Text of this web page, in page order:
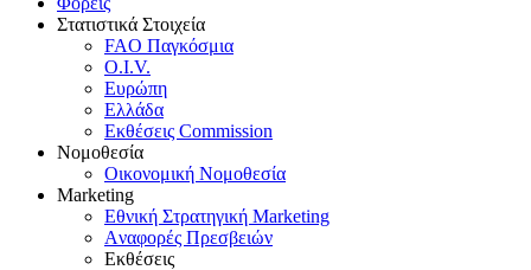
Στατιστικά Στοιχεία
FAO Παγκόσμια
O.I.V.
Ευρώπη
Ελλάδα
Eκθέσεις Commission
Νομοθεσία
Οικονομική Νομοθεσία
Marketing
Eθνική Στρατηγική Marketing
Aναφορές Πρεσβειών
Eκθέσεις